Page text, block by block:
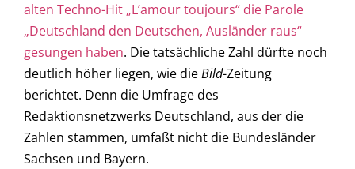
alten Techno-Hit „L’amour toujours“ die Parole
„Deutschland den Deutschen, Ausländer raus“
gesungen haben. Die tatsächliche Zahl dürfte noch
deutlich höher liegen, wie dieBild-Zeitung
berichtet. Denn die Umfrage des
Redaktionsnetzwerks Deutschland, aus der die
Zahlen stammen, umfaßt nicht die Bundesländer
Sachsen und Bayern.